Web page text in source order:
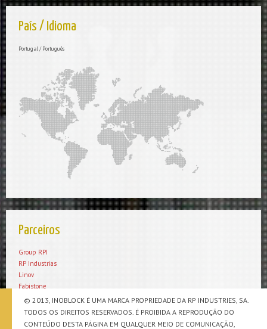
País / Idioma
Portugal / Português
Parceiros
Group RPI
RP Industrias
Linov
Fabistone
Steel Prime
© 2013, INOBLOCK É UMA MARCA PROPRIEDADE DA RP INDUSTRIES, SA.
TODOS OS DIREITOS RESERVADOS. É PROIBIDA A REPRODUÇÃO DO
CONTEÚDO DESTA PÁGINA EM QUALQUER MEIO DE COMUNICAÇÃO,